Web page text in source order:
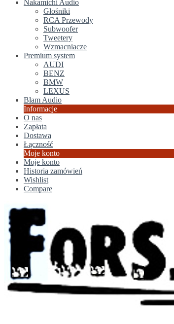
Nakamichi Audio
Głośniki
RCA Przewody
Subwoofer
Tweetery
Wzmacniacze
Premium system
AUDI
BENZ
BMW
LEXUS
Blam Audio
Informacje
O nas
Zapłata
Dostawa
Łączność
Moje konto
Moje konto
Historia zamówień
Wishlist
Compare